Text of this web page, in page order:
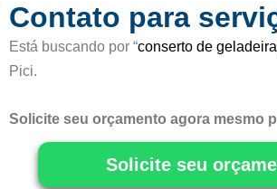
Contato para
Está buscando por “conserto de
Pici.
Solicite seu orçamento agora mesmo
Solicite seu